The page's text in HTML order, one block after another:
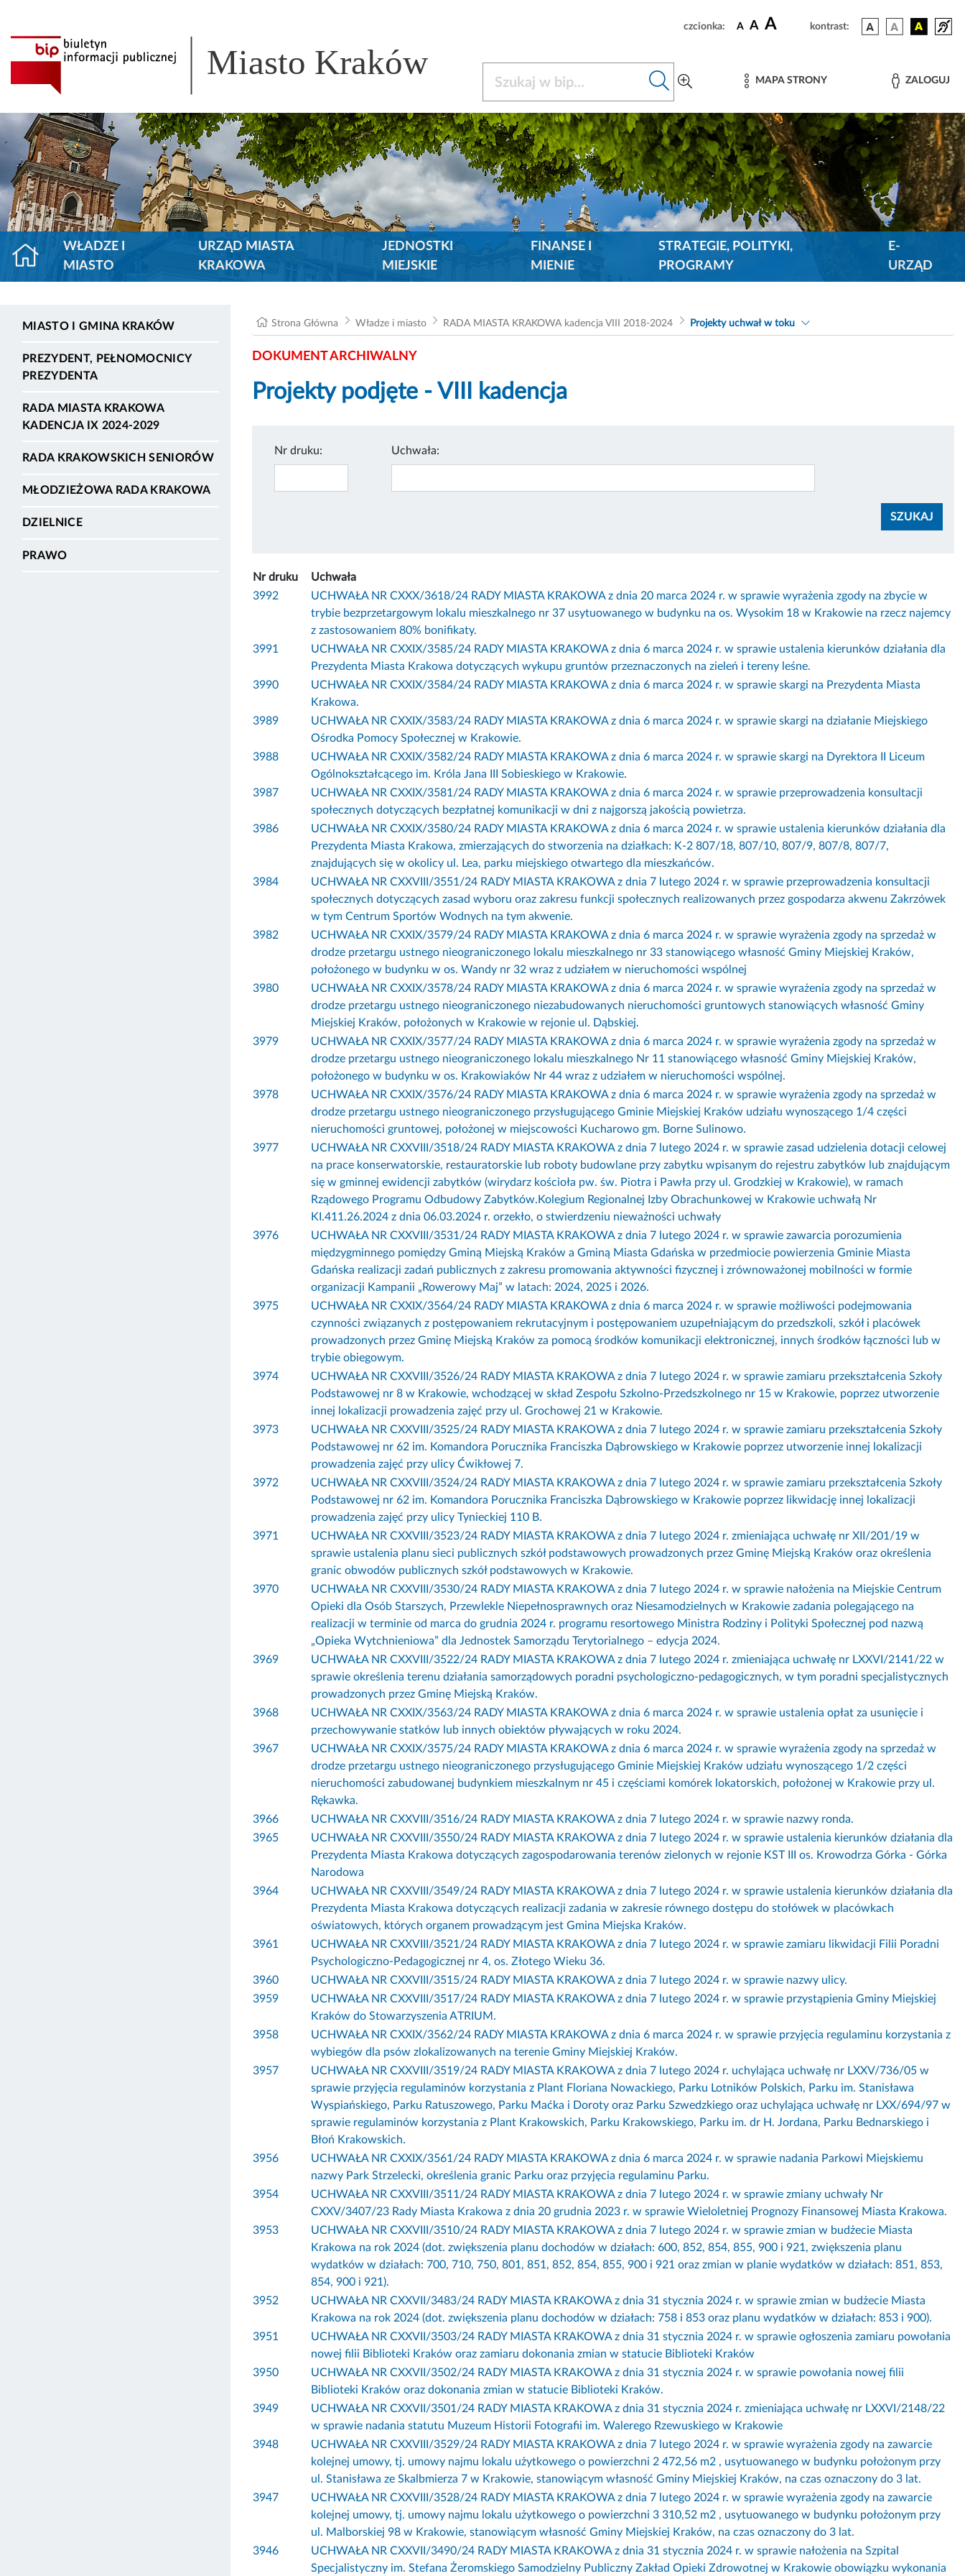
czcionka: A A A kontrast:
Miasto Kraków MAPA STRONY ZALOGUJ
WŁADZE I
MIASTO
URZĄD MIASTA
KRAKOWA
JEDNOSTKI
MIEJSKIE
FINANSE I
MIENIE
STRATEGIE, POLITYKI,
PROGRAMY
E-
URZĄD
MIASTO I GMINA KRAKÓW
PREZYDENT, PEŁNOMOCNICY
PREZYDENTA
RADA MIASTA KRAKOWA
KADENCJA IX 2024-2029
RADA KRAKOWSKICH SENIORÓW
MŁODZIEŻOWA RADA KRAKOWA
DZIELNICE
PRAWO
Strona Główna Władze i miasto RADA MIASTA KRAKOWA kadencja VIII 2018-2024 Projekty uchwał w toku
DOKUMENT ARCHIWALNY
Projekty podjęte - VIII kadencja
Nr druku: Uchwała:
SZUKAJ
Nr druku
Uchwała
3992
UCHWAŁA NR CXXX/3618/24 RADY MIASTA KRAKOWA z dnia 20 marca 2024 r. w sprawie wyrażenia zgody na zbycie w
trybie bezprzetargowym lokalu mieszkalnego nr 37 usytuowanego w budynku na os. Wysokim 18 w Krakowie na rzecz najemcy
z zastosowaniem 80% bonifikaty.
3991
UCHWAŁA NR CXXIX/3585/24 RADY MIASTA KRAKOWA z dnia 6 marca 2024 r. w sprawie ustalenia kierunków działania dla
Prezydenta Miasta Krakowa dotyczących wykupu gruntów przeznaczonych na zieleń i tereny leśne.
3990
UCHWAŁA NR CXXIX/3584/24 RADY MIASTA KRAKOWA z dnia 6 marca 2024 r. w sprawie skargi na Prezydenta Miasta
Krakowa.
3989
UCHWAŁA NR CXXIX/3583/24 RADY MIASTA KRAKOWA z dnia 6 marca 2024 r. w sprawie skargi na działanie Miejskiego
Ośrodka Pomocy Społecznej w Krakowie.
3988
UCHWAŁA NR CXXIX/3582/24 RADY MIASTA KRAKOWA z dnia 6 marca 2024 r. w sprawie skargi na Dyrektora II Liceum
Ogólnokształcącego im. Króla Jana III Sobieskiego w Krakowie.
3987
UCHWAŁA NR CXXIX/3581/24 RADY MIASTA KRAKOWA z dnia 6 marca 2024 r. w sprawie przeprowadzenia konsultacji
społecznych dotyczących bezpłatnej komunikacji w dni z najgorszą jakością powietrza.
3986
UCHWAŁA NR CXXIX/3580/24 RADY MIASTA KRAKOWA z dnia 6 marca 2024 r. w sprawie ustalenia kierunków działania dla
Prezydenta Miasta Krakowa, zmierzających do stworzenia na działkach: K-2 807/18, 807/10, 807/9, 807/8, 807/7,
znajdujących się w okolicy ul. Lea, parku miejskiego otwartego dla mieszkańców.
3984
UCHWAŁA NR CXXVIII/3551/24 RADY MIASTA KRAKOWA z dnia 7 lutego 2024 r. w sprawie przeprowadzenia konsultacji
społecznych dotyczących zasad wyboru oraz zakresu funkcji społecznych realizowanych przez gospodarza akwenu Zakrzówek
w tym Centrum Sportów Wodnych na tym akwenie.
3982
UCHWAŁA NR CXXIX/3579/24 RADY MIASTA KRAKOWA z dnia 6 marca 2024 r. w sprawie wyrażenia zgody na sprzedaż w
drodze przetargu ustnego nieograniczonego lokalu mieszkalnego nr 33 stanowiącego własność Gminy Miejskiej Kraków,
położonego w budynku w os. Wandy nr 32 wraz z udziałem w nieruchomości wspólnej
3980
UCHWAŁA NR CXXIX/3578/24 RADY MIASTA KRAKOWA z dnia 6 marca 2024 r. w sprawie wyrażenia zgody na sprzedaż w
drodze przetargu ustnego nieograniczonego niezabudowanych nieruchomości gruntowych stanowiących własność Gminy
Miejskiej Kraków, położonych w Krakowie w rejonie ul. Dąbskiej.
3979
UCHWAŁA NR CXXIX/3577/24 RADY MIASTA KRAKOWA z dnia 6 marca 2024 r. w sprawie wyrażenia zgody na sprzedaż w
drodze przetargu ustnego nieograniczonego lokalu mieszkalnego Nr 11 stanowiącego własność Gminy Miejskiej Kraków,
położonego w budynku w os. Krakowiaków Nr 44 wraz z udziałem w nieruchomości wspólnej.
3978
UCHWAŁA NR CXXIX/3576/24 RADY MIASTA KRAKOWA z dnia 6 marca 2024 r. w sprawie wyrażenia zgody na sprzedaż w
drodze przetargu ustnego nieograniczonego przysługującego Gminie Miejskiej Kraków udziału wynoszącego 1/4 części
nieruchomości gruntowej, położonej w miejscowości Kucharowo gm. Borne Sulinowo.
3977
UCHWAŁA NR CXXVIII/3518/24 RADY MIASTA KRAKOWA z dnia 7 lutego 2024 r. w sprawie zasad udzielenia dotacji celowej
na prace konserwatorskie, restauratorskie lub roboty budowlane przy zabytku wpisanym do rejestru zabytków lub znajdującym
się w gminnej ewidencji zabytków (wirydarz kościoła pw. św. Piotra i Pawła przy ul. Grodzkiej w Krakowie), w ramach
Rządowego Programu Odbudowy Zabytków.Kolegium Regionalnej Izby Obrachunkowej w Krakowie uchwałą Nr
KI.411.26.2024 z dnia 06.03.2024 r. orzekło, o stwierdzeniu nieważności uchwały
3976
UCHWAŁA NR CXXVIII/3531/24 RADY MIASTA KRAKOWA z dnia 7 lutego 2024 r. w sprawie zawarcia porozumienia
międzygminnego pomiędzy Gminą Miejską Kraków a Gminą Miasta Gdańska w przedmiocie powierzenia Gminie Miasta
Gdańska realizacji zadań publicznych z zakresu promowania aktywności fizycznej i zrównoważonej mobilności w formie
organizacji Kampanii „Rowerowy Maj” w latach: 2024, 2025 i 2026.
3975
UCHWAŁA NR CXXIX/3564/24 RADY MIASTA KRAKOWA z dnia 6 marca 2024 r. w sprawie możliwości podejmowania
czynności związanych z postępowaniem rekrutacyjnym i postępowaniem uzupełniającym do przedszkoli, szkół i placówek
prowadzonych przez Gminę Miejską Kraków za pomocą środków komunikacji elektronicznej, innych środków łączności lub w
trybie obiegowym.
3974
UCHWAŁA NR CXXVIII/3526/24 RADY MIASTA KRAKOWA z dnia 7 lutego 2024 r. w sprawie zamiaru przekształcenia Szkoły
Podstawowej nr 8 w Krakowie, wchodzącej w skład Zespołu Szkolno-Przedszkolnego nr 15 w Krakowie, poprzez utworzenie
innej lokalizacji prowadzenia zajęć przy ul. Grochowej 21 w Krakowie.
3973
UCHWAŁA NR CXXVIII/3525/24 RADY MIASTA KRAKOWA z dnia 7 lutego 2024 r. w sprawie zamiaru przekształcenia Szkoły
Podstawowej nr 62 im. Komandora Porucznika Franciszka Dąbrowskiego w Krakowie poprzez utworzenie innej lokalizacji
prowadzenia zajęć przy ulicy Ćwikłowej 7.
3972
UCHWAŁA NR CXXVIII/3524/24 RADY MIASTA KRAKOWA z dnia 7 lutego 2024 r. w sprawie zamiaru przekształcenia Szkoły
Podstawowej nr 62 im. Komandora Porucznika Franciszka Dąbrowskiego w Krakowie poprzez likwidację innej lokalizacji
prowadzenia zajęć przy ulicy Tynieckiej 110 B.
3971
UCHWAŁA NR CXXVIII/3523/24 RADY MIASTA KRAKOWA z dnia 7 lutego 2024 r. zmieniająca uchwałę nr XII/201/19 w
sprawie ustalenia planu sieci publicznych szkół podstawowych prowadzonych przez Gminę Miejską Kraków oraz określenia
granic obwodów publicznych szkół podstawowych w Krakowie.
3970
UCHWAŁA NR CXXVIII/3530/24 RADY MIASTA KRAKOWA z dnia 7 lutego 2024 r. w sprawie nałożenia na Miejskie Centrum
Opieki dla Osób Starszych, Przewlekle Niepełnosprawnych oraz Niesamodzielnych w Krakowie zadania polegającego na
realizacji w terminie od marca do grudnia 2024 r. programu resortowego Ministra Rodziny i Polityki Społecznej pod nazwą
„Opieka Wytchnieniowa” dla Jednostek Samorządu Terytorialnego – edycja 2024.
3969
UCHWAŁA NR CXXVIII/3522/24 RADY MIASTA KRAKOWA z dnia 7 lutego 2024 r. zmieniająca uchwałę nr LXXVI/2141/22 w
sprawie określenia terenu działania samorządowych poradni psychologiczno-pedagogicznych, w tym poradni specjalistycznych
prowadzonych przez Gminę Miejską Kraków.
3968
UCHWAŁA NR CXXIX/3563/24 RADY MIASTA KRAKOWA z dnia 6 marca 2024 r. w sprawie ustalenia opłat za usunięcie i
przechowywanie statków lub innych obiektów pływających w roku 2024.
3967
UCHWAŁA NR CXXIX/3575/24 RADY MIASTA KRAKOWA z dnia 6 marca 2024 r. w sprawie wyrażenia zgody na sprzedaż w
drodze przetargu ustnego nieograniczonego przysługującego Gminie Miejskiej Kraków udziału wynoszącego 1/2 części
nieruchomości zabudowanej budynkiem mieszkalnym nr 45 i częściami komórek lokatorskich, położonej w Krakowie przy ul.
Rękawka.
3966
UCHWAŁA NR CXXVIII/3516/24 RADY MIASTA KRAKOWA z dnia 7 lutego 2024 r. w sprawie nazwy ronda.
3965
UCHWAŁA NR CXXVIII/3550/24 RADY MIASTA KRAKOWA z dnia 7 lutego 2024 r. w sprawie ustalenia kierunków działania dla
Prezydenta Miasta Krakowa dotyczących zagospodarowania terenów zielonych w rejonie KST III os. Krowodrza Górka - Górka
Narodowa
3964
UCHWAŁA NR CXXVIII/3549/24 RADY MIASTA KRAKOWA z dnia 7 lutego 2024 r. w sprawie ustalenia kierunków działania dla
Prezydenta Miasta Krakowa dotyczących realizacji zadania w zakresie równego dostępu do stołówek w placówkach
oświatowych, których organem prowadzącym jest Gmina Miejska Kraków.
3961
UCHWAŁA NR CXXVIII/3521/24 RADY MIASTA KRAKOWA z dnia 7 lutego 2024 r. w sprawie zamiaru likwidacji Filii Poradni
Psychologiczno-Pedagogicznej nr 4, os. Złotego Wieku 36.
3960
UCHWAŁA NR CXXVIII/3515/24 RADY MIASTA KRAKOWA z dnia 7 lutego 2024 r. w sprawie nazwy ulicy.
3959
UCHWAŁA NR CXXVIII/3517/24 RADY MIASTA KRAKOWA z dnia 7 lutego 2024 r. w sprawie przystąpienia Gminy Miejskiej
Kraków do Stowarzyszenia ATRIUM.
3958
UCHWAŁA NR CXXIX/3562/24 RADY MIASTA KRAKOWA z dnia 6 marca 2024 r. w sprawie przyjęcia regulaminu korzystania z
wybiegów dla psów zlokalizowanych na terenie Gminy Miejskiej Kraków.
3957
UCHWAŁA NR CXXVIII/3519/24 RADY MIASTA KRAKOWA z dnia 7 lutego 2024 r. uchylająca uchwałę nr LXXV/736/05 w
sprawie przyjęcia regulaminów korzystania z Plant Floriana Nowackiego, Parku Lotników Polskich, Parku im. Stanisława
Wyspiańskiego, Parku Ratuszowego, Parku Maćka i Doroty oraz Parku Szwedzkiego oraz uchylająca uchwałę nr LXX/694/97 w
sprawie regulaminów korzystania z Plant Krakowskich, Parku Krakowskiego, Parku im. dr H. Jordana, Parku Bednarskiego i
Błoń Krakowskich.
3956
UCHWAŁA NR CXXIX/3561/24 RADY MIASTA KRAKOWA z dnia 6 marca 2024 r. w sprawie nadania Parkowi Miejskiemu
nazwy Park Strzelecki, określenia granic Parku oraz przyjęcia regulaminu Parku.
3954
UCHWAŁA NR CXXVIII/3511/24 RADY MIASTA KRAKOWA z dnia 7 lutego 2024 r. w sprawie zmiany uchwały Nr
CXXV/3407/23 Rady Miasta Krakowa z dnia 20 grudnia 2023 r. w sprawie Wieloletniej Prognozy Finansowej Miasta Krakowa.
3953
UCHWAŁA NR CXXVIII/3510/24 RADY MIASTA KRAKOWA z dnia 7 lutego 2024 r. w sprawie zmian w budżecie Miasta
Krakowa na rok 2024 (dot. zwiększenia planu dochodów w działach: 600, 852, 854, 855, 900 i 921, zwiększenia planu
wydatków w działach: 700, 710, 750, 801, 851, 852, 854, 855, 900 i 921 oraz zmian w planie wydatków w działach: 851, 853,
854, 900 i 921).
3952
UCHWAŁA NR CXXVII/3483/24 RADY MIASTA KRAKOWA z dnia 31 stycznia 2024 r. w sprawie zmian w budżecie Miasta
Krakowa na rok 2024 (dot. zwiększenia planu dochodów w działach: 758 i 853 oraz planu wydatków w działach: 853 i 900).
3951
UCHWAŁA NR CXXVII/3503/24 RADY MIASTA KRAKOWA z dnia 31 stycznia 2024 r. w sprawie ogłoszenia zamiaru powołania
nowej filii Biblioteki Kraków oraz zamiaru dokonania zmian w statucie Biblioteki Kraków
3950
UCHWAŁA NR CXXVII/3502/24 RADY MIASTA KRAKOWA z dnia 31 stycznia 2024 r. w sprawie powołania nowej filii
Biblioteki Kraków oraz dokonania zmian w statucie Biblioteki Kraków.
3949
UCHWAŁA NR CXXVII/3501/24 RADY MIASTA KRAKOWA z dnia 31 stycznia 2024 r. zmieniająca uchwałę nr LXXVI/2148/22
w sprawie nadania statutu Muzeum Historii Fotografii im. Walerego Rzewuskiego w Krakowie
3948
UCHWAŁA NR CXXVIII/3529/24 RADY MIASTA KRAKOWA z dnia 7 lutego 2024 r. w sprawie wyrażenia zgody na zawarcie
kolejnej umowy, tj. umowy najmu lokalu użytkowego o powierzchni 2 472,56 m2 , usytuowanego w budynku położonym przy
ul. Stanisława ze Skalbmierza 7 w Krakowie, stanowiącym własność Gminy Miejskiej Kraków, na czas oznaczony do 3 lat.
3947
UCHWAŁA NR CXXVIII/3528/24 RADY MIASTA KRAKOWA z dnia 7 lutego 2024 r. w sprawie wyrażenia zgody na zawarcie
kolejnej umowy, tj. umowy najmu lokalu użytkowego o powierzchni 3 310,52 m2 , usytuowanego w budynku położonym przy
ul. Malborskiej 98 w Krakowie, stanowiącym własność Gminy Miejskiej Kraków, na czas oznaczony do 3 lat.
3946
UCHWAŁA NR CXXVII/3490/24 RADY MIASTA KRAKOWA z dnia 31 stycznia 2024 r. w sprawie nałożenia na Szpital
Specjalistyczny im. Stefana Żeromskiego Samodzielny Publiczny Zakład Opieki Zdrowotnej w Krakowie obowiązku wykonania